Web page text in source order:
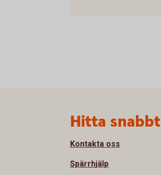
Hitta snabbt
Kontakta oss
Spärrhjälp